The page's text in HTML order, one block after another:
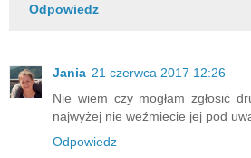
Odpowiedz
Jania 21 czerwca 2017 12:26
Nie wiem czy mogłam zgłosić
najwyżej nie weźmiecie jej pod
Odpowiedz